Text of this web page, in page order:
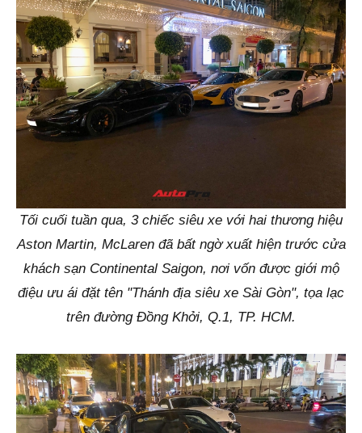
Tối cuối tuần qua, 3 chiếc siêu xe với hai thương hiệu
Aston Martin, McLaren đã bất ngờ xuất hiện trước cửa
khách sạn Continental Saigon, nơi vốn được giới mộ
điệu ưu ái đặt tên "Thánh địa siêu xe Sài Gòn", tọa lạc
trên đường Đồng Khởi, Q.1, TP. HCM.